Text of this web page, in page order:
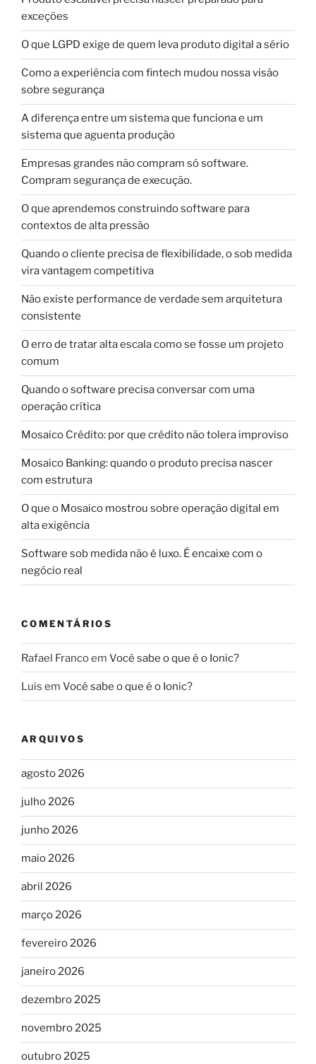
exceções
O que LGPD exige de quem leva produto digital a sério
Como a experiência com fintech mudou nossa visão
sobre segurança
A diferença entre um sistema que funciona e um
sistema que aguenta produção
Empresas grandes não compram só software.
Compram segurança de execução.
O que aprendemos construindo software para
contextos de alta pressão
Quando o cliente precisa de flexibilidade, o sob medida
vira vantagem competitiva
Não existe performance de verdade sem arquitetura
consistente
O erro de tratar alta escala como se fosse um projeto
comum
Quando o software precisa conversar com uma
operação crítica
Mosaico Crédito: por que crédito não tolera improviso
Mosaico Banking: quando o produto precisa nascer
com estrutura
O que o Mosaico mostrou sobre operação digital em
alta exigência
Software sob medida não é luxo. É encaixe com o
negócio real
COMENTÁRIOS
Rafael Francoem Você sabe o que é o Ionic?
Luis em Você sabe o que é o Ionic?
ARQUIVOS
agosto 2026
julho 2026
junho 2026
maio 2026
abril 2026
março 2026
fevereiro 2026
janeiro 2026
dezembro 2025
novembro 2025
outubro 2025